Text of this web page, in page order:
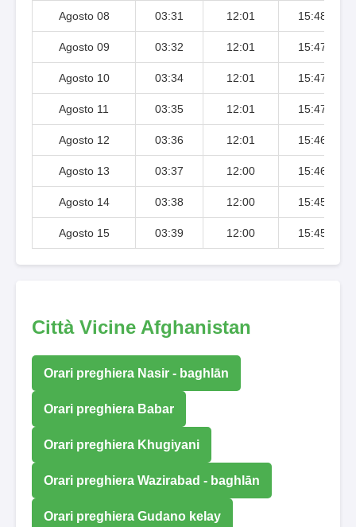
Agosto 08 03:31 12:01 15:48
Agosto 09 03:32 12:01 15:47
Agosto 10 03:34 12:01 15:47
Agosto 11 03:35 12:01 15:47
Agosto 12 03:36 12:01 15:46
Agosto 13 03:37 12:00 15:46
Agosto 14 03:38 12:00 15:45
Agosto 15 03:39 12:00 15:45
Città Vicine Afghanistan
Orari preghiera Nasir - baghlān
Orari preghiera Babar
Orari preghiera Khugiyani
Orari preghiera Wazirabad - baghlān
Orari preghiera Gudano kelay